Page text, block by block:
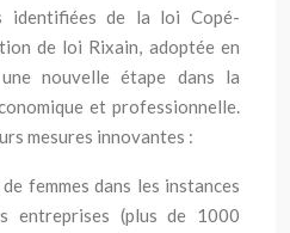
identifiées de la loi Copé-
de loi Rixain, adoptée en
nouvelle étape dans la
et professionnelle.
mesures innovantes :
femmes dans les instances
entreprises (plus de 1000